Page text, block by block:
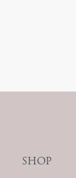
SHOP